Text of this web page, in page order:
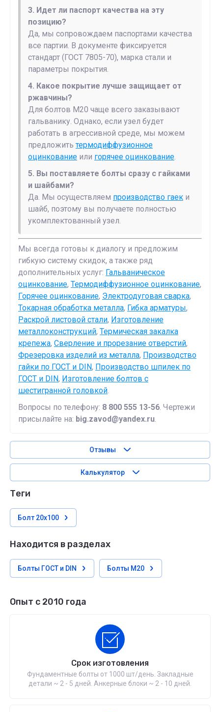
3. Идет ли паспорт качества на эту
позицию?
Да, мы сопровождаем паспортами качества
все партии. В документе фиксируется
стандарт (ГОСТ 7805-70), марка стали и
параметры покрытия.
4. Какое покрытие лучше защищает от
ржавчины?
Для болтов М20 чаще всего заказывают
гальванику. Однако, если узел будет
работать в агрессивной среде, мы можем
предложитьтермодиффузионное
оцинкование или горячее оцинкование.
5. Вы поставляете болты сразу с гайками
и шайбами?
Да. Мы осуществляем производство гаек и
шайб, поэтому вы получаете полностью
укомплектованный узел.
Мы всегда готовы к диалогу и предложим
гибкую систему скидок, а также ряд
дополнительных услуг: Гальваническое
оцинкование, Термодиффузионное оцинкование,
Горячее оцинкование, Электродуговая сварка,
Токарная обработка металла, Гибка арматуры,
Раскрой листовой стали, Изготовление
металлоконструкций, Термическая закалка
крепежа, Сверление и прорезание отверстий,
Фрезеровка изделий из металла, Производство
гайки по ГОСТ и DIN, Производство шпилек по
ГОСТ и DIN, Изготовление болтов с
шестигранной головкой.
Вопросы по телефону: 8 800 555 13-56. Чертежи
присылайте на: big.zavod@yandex.ru.
Отзывы
Калькулятор
теги
Болт 20х100
Находится в разделах
Болты ГОСТ и DIN Болты М20
Опыт с 2010 года
Срок изготовления
Фундаментные болты от 1000 шт/день. Закладные
детали ~ 2 - 5 дней. Анкерные блоки ~ 2 - 10 дней.